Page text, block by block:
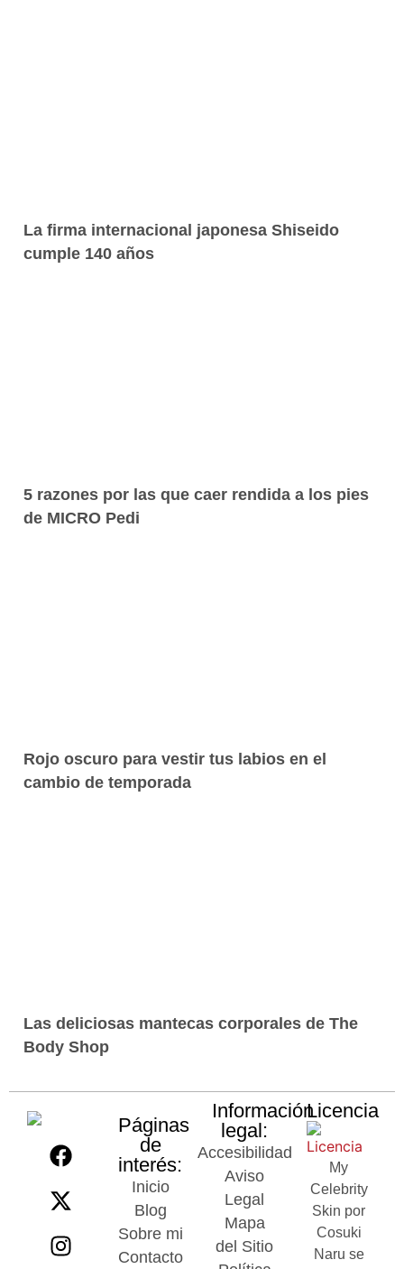
La firma internacional japonesa Shiseido
cumple 140 años
5 razones por las que caer rendida a los pies
de MICRO Pedi
Rojo oscuro para vestir tus labios en el
cambio de temporada
Las deliciosas mantecas corporales de The
Body Shop
Páginas
de
interés:
Inicio
Blog
Sobre mi
Contacto
Información
legal:
Accesibilidad
Aviso
Legal
Mapa
del Sitio
Licencia
My
Celebrity
Skin por
Cosuki
Naru se